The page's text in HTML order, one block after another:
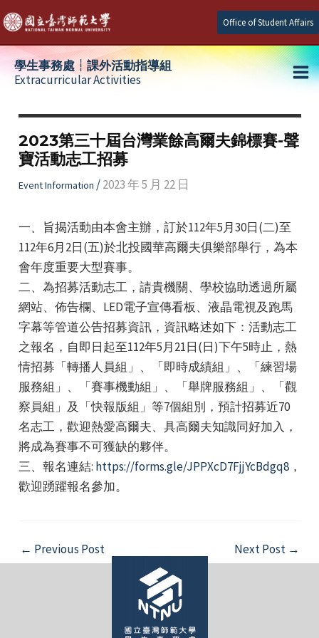
Skip
to
content
Office of Student Affairs
學生事務處┆課外活動指導組
Extracurricular Activities
2023第三十屆台灣業餘高爾夫錦標賽-聲
寶活動志工招募
Event Information /2023 年 5 月 22 日
一、旨揭活動由本會主辦，訂於112年5月30日(二)至
112年6月2日(五)於北投國華高爾夫俱樂部舉行，為本
會年度重要大型賽事。
二、為招募活動志工，請貴機關、學校協助透過所屬
網站、佈告欄、LED電子宣傳看板、液晶電視及跑馬
字幕等管道公告招募資訊，資訊略述如下：活動志工
之報名，自即日起至112年5月21日(日)下午5時止，熱
情招募「轉播人員組」、「即時成績組」、「練習場
服務組」、「賽事機動組」、「舉牌服務組」、「觀
察員組」及「快報版組」等7個組別，預計招募近70
名志工，歡迎熱愛高爾夫、具高爾夫知識同好加入，
將成為賽事不可獲缺的夥伴。
三、報名連結: https://forms.gle/JPPXcD7FjjYcBdgq8，
歡迎踴躍報名參加。
Post
navigation
← Previous Post Next Post →